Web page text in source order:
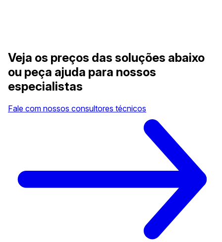
Veja os preços das soluções abaixo
ou peça ajuda para nossos
especialistas
Fale com nossos consultores técnicos